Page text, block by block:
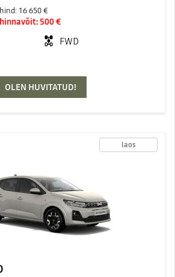
hind: 16 650 €
hinnavõit: 500 €
FWD
OLEN HUVITATUD!
laos